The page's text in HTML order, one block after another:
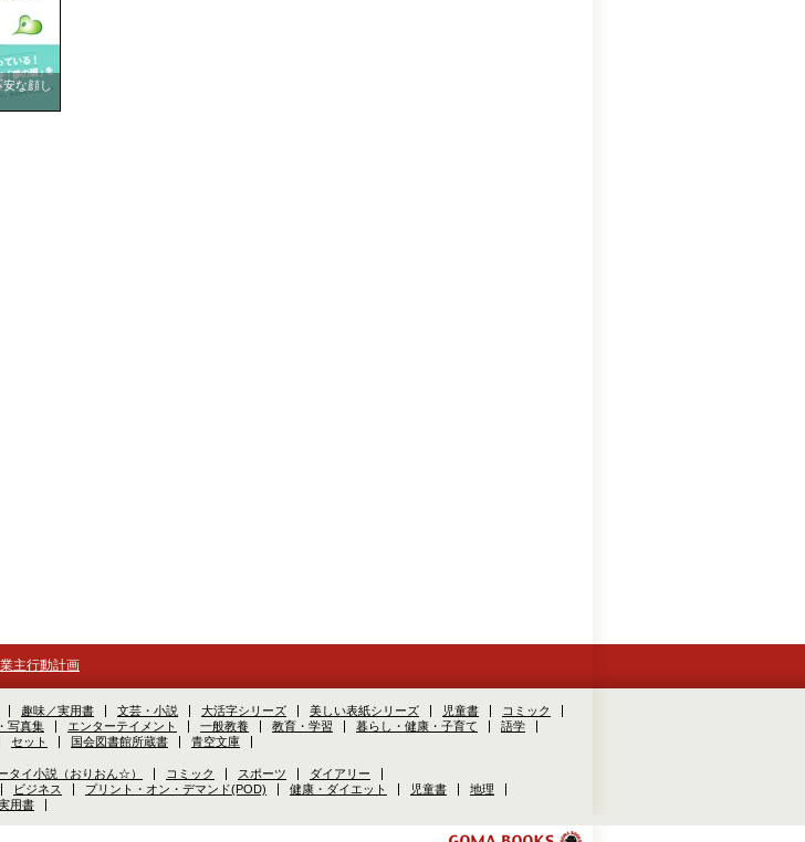
安な顔し
主行動計画
趣味／実用書 文芸・小説 大活字シリーズ 美しい表紙シリーズ 児童書
コミック
写真集 エンターテイメント 一般教養 教育・学習 暮らし・健康・子育て
語学
セット 国会図書館所蔵書 青空文庫
タイ小説（おりおん☆） コミック スポーツ
ダイアリー
ビジネス プリント・オン・デマンド(POD) 健康・ダイエット 児童書
地理
用書